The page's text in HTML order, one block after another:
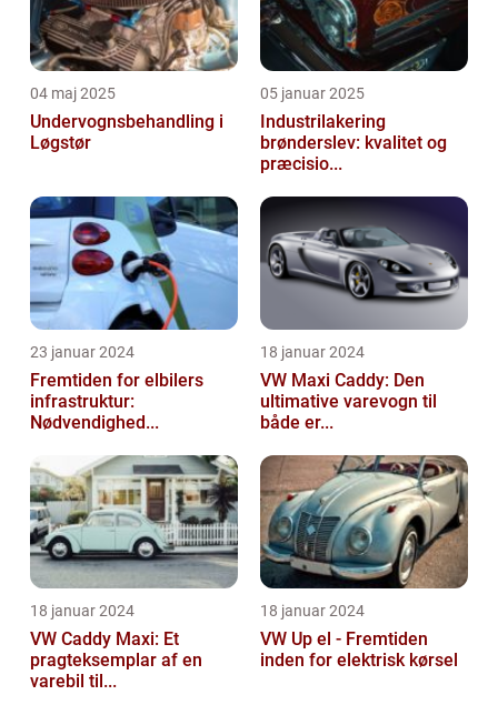
04 maj 2025
Undervognsbehandling i
Løgstør
05 januar 2025
Industrilakering
brønderslev: kvalitet og
præcisio...
23 januar 2024
Fremtiden for elbilers
infrastruktur:
Nødvendighed...
18 januar 2024
VW Maxi Caddy: Den
ultimative varevogn til
både er...
18 januar 2024
VW Caddy Maxi: Et
pragteksemplar af en
varebil til...
18 januar 2024
VW Up el - Fremtiden
inden for elektrisk kørsel